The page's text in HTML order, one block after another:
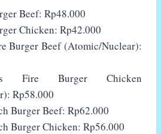
Beef: Rp48.000
Chicken: Rp42.000
Burger Beef (Atomic/Nuclear):
Fire Burger Chicken
Rp58.000
Burger Beef: Rp62.000
Burger Chicken: Rp56.000